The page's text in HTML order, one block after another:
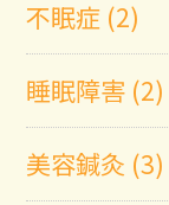
不眠症 (2)
睡眠障害 (2)
美容鍼灸 (3)